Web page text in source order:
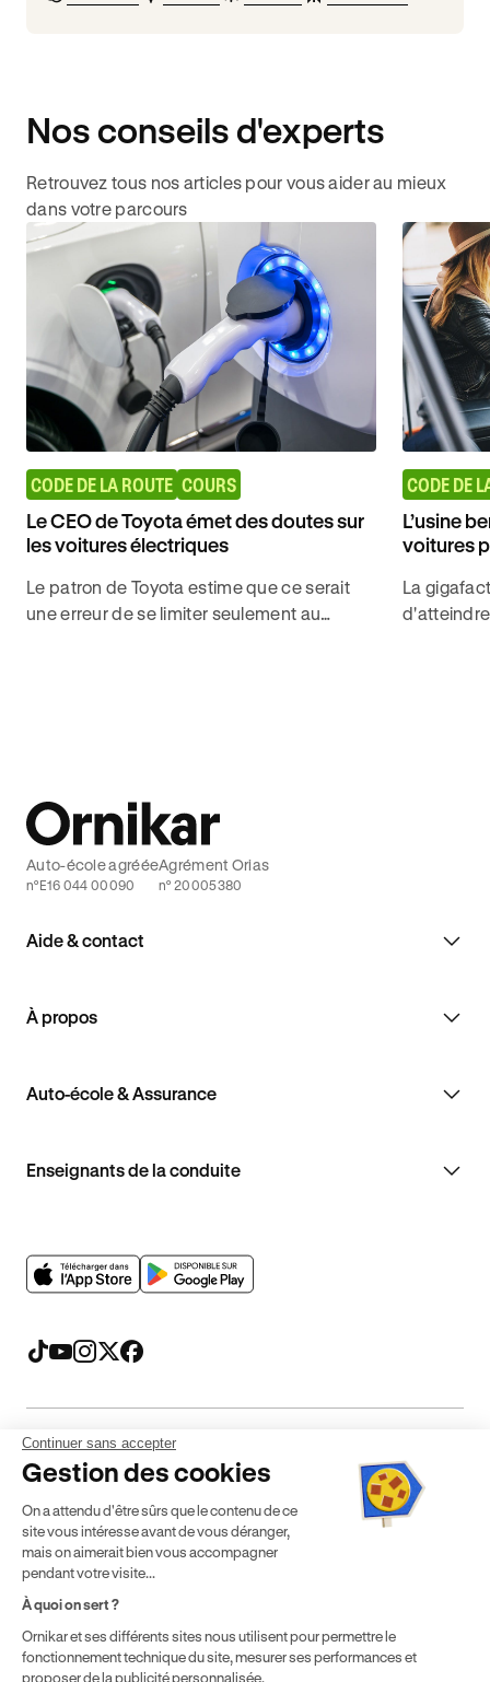
Nos conseils d'experts
Retrouvez tous nos articles pour vous aider au mieux
dans votre parcours
CODE DE LA ROUTE COURS
Le CEO de Toyota émet des doutes sur
les voitures électriques
Le patron de Toyota estime que ce serait
une erreur de se limiter seulement au
CODE DE
L’usine
voitures
La
Aide & contact
À propos
Auto-école & Assurance
Enseignants de la conduite
Auto-école agréée
n°E16 044 00090
Agrément Orias
n° 20005380
Mentions légales CGV CGU Politique de confidentialité
* Détail des conditions de nos offres
localisation géographique et du type de formules que vous
achetez comme détaillé dans nosConditions Générales de
Vente.
Continuer sans accepter
Gestion des cookies
On a attendu d'être sûrs que le contenu de ce
site vous intéresse avant de vous déranger,
mais on aimerait bien vous accompagner
pendant votre visite...
À quoi on sert ?
Ornikar et ses différents sites nous utilisent pour permettre le
fonctionnement technique du site, mesurer ses performances et
proposer de la publicité personnalisée.